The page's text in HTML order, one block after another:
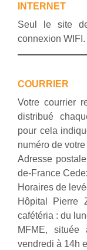
INTERNET
Seul le site
connexion WIFI.
COURRIER
Votre courrier
distribué
pour cela
numéro de
Adresse
de-France
Horaires de
Hôpital Pierre
cafétéria : du
MFME,
vendredi à 14h